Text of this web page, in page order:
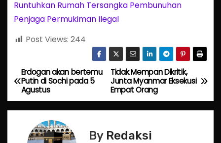
Runtuhkan Rumah Tersangka Pembunuhan
Penjaga Permukiman Ilegal
Post Views: 244
P
o
Tidak Mempan Dikritik,
Junta Myanmar Eksekusi
Empat Orang
Erdogan akan bertemu
Putin di Sochi pada 5
Agustus
By Redaksi